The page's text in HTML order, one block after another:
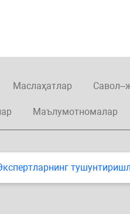
Маслаҳатлар
Маълумотномалар